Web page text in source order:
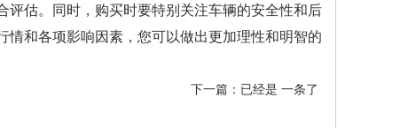
估。同时，购买时要特别关注车辆的安全性和后
和各项影响因素，您可以做出更加理性和明智的
下一篇：已经是 一条了